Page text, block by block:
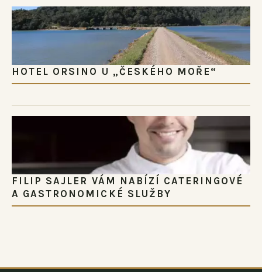
HOTEL ORSINO U „ČESKÉHO MOŘE“
FILIP SAJLER VÁM NABÍZÍ CATERINGOVÉ
A GASTRONOMICKÉ SLUŽBY